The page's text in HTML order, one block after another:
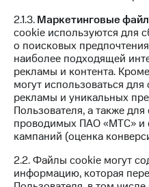
доступ
к геолокации
Кино,
музыка,
книги
и не
только
Безопасность
Финансы
Детям
и родителям
КИОН
Строки
Live
Гудок
Мой
МТС
Все
приложения
2.1.3.Маркетинговые
cookie используются для
о поисковых
наиболее подходящей
рекламы и контента.
могут использоваться
рекламы и уникальных
Пользователя, а также
проводимых ПАО «МТС» и
кампаний (оценка
2.2. Файлы cookie могут
информацию, которая